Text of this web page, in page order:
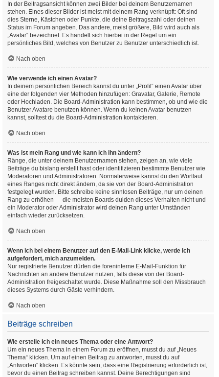
In der Beitragsansicht können zwei Bilder bei deinem Benutzernamen
stehen. Eines dieser Bilder ist meist mit deinem Rang verknüpft: Oft sind
dies Sterne, Kästchen oder Punkte, die deine Beitragszahl oder deinen
Status im Forum angeben. Das andere, meist größere, Bild wird auch als
„Avatar“ bezeichnet. Es handelt sich hierbei in der Regel um ein
persönliches Bild, welches von Benutzer zu Benutzer unterschiedlich ist.
Nach oben
Wie verwende ich einen Avatar?
In deinem persönlichen Bereich kannst du unter „Profil“ einen Avatar über
eine der folgenden vier Methoden hinzufügen: Gravatar, Galerie, Remote
oder Hochladen. Die Board-Administration kann bestimmen, ob und wie die
Benutzer Avatare benutzen können. Wenn du keinen Avatar benutzen
kannst, solltest du die Board-Administration kontaktieren.
Nach oben
Was ist mein Rang und wie kann ich ihn ändern?
Ränge, die unter deinem Benutzernamen stehen, zeigen an, wie viele
Beiträge du bislang erstellt hast oder identifizieren bestimmte Benutzer wie
Moderatoren und Administratoren. Normalerweise kannst du den Wortlaut
eines Ranges nicht direkt ändern, da sie von der Board-Administration
festgelegt wurden. Bitte schreibe keine sinnlosen Beiträge, nur um deinen
Rang zu erhöhen — die meisten Boards dulden dieses Verhalten nicht und
ein Moderator oder Administrator wird deinen Rang unter Umständen
einfach wieder zurücksetzen.
Nach oben
Wenn ich bei einem Benutzer auf den E-Mail-Link klicke, werde ich
aufgefordert, mich anzumelden.
Nur registrierte Benutzer dürfen die foreninterne E-Mail-Funktion für
Nachrichten an andere Benutzer nutzen, falls diese von der Board-
Administration freigeschaltet wurde. Diese Maßnahme soll den Missbrauch
dieses Systems durch Gäste verhindern.
Nach oben
Beiträge schreiben
Wie erstelle ich ein neues Thema oder eine Antwort?
Um ein neues Thema in einem Forum zu eröffnen, musst du auf „Neues
Thema“ klicken. Um auf einen Beitrag zu antworten, musst du auf
„Antworten“ klicken. Es könnte sein, dass eine Registrierung erforderlich ist,
bevor du einen Beitrag schreiben kannst. Deine Berechtigungen sind